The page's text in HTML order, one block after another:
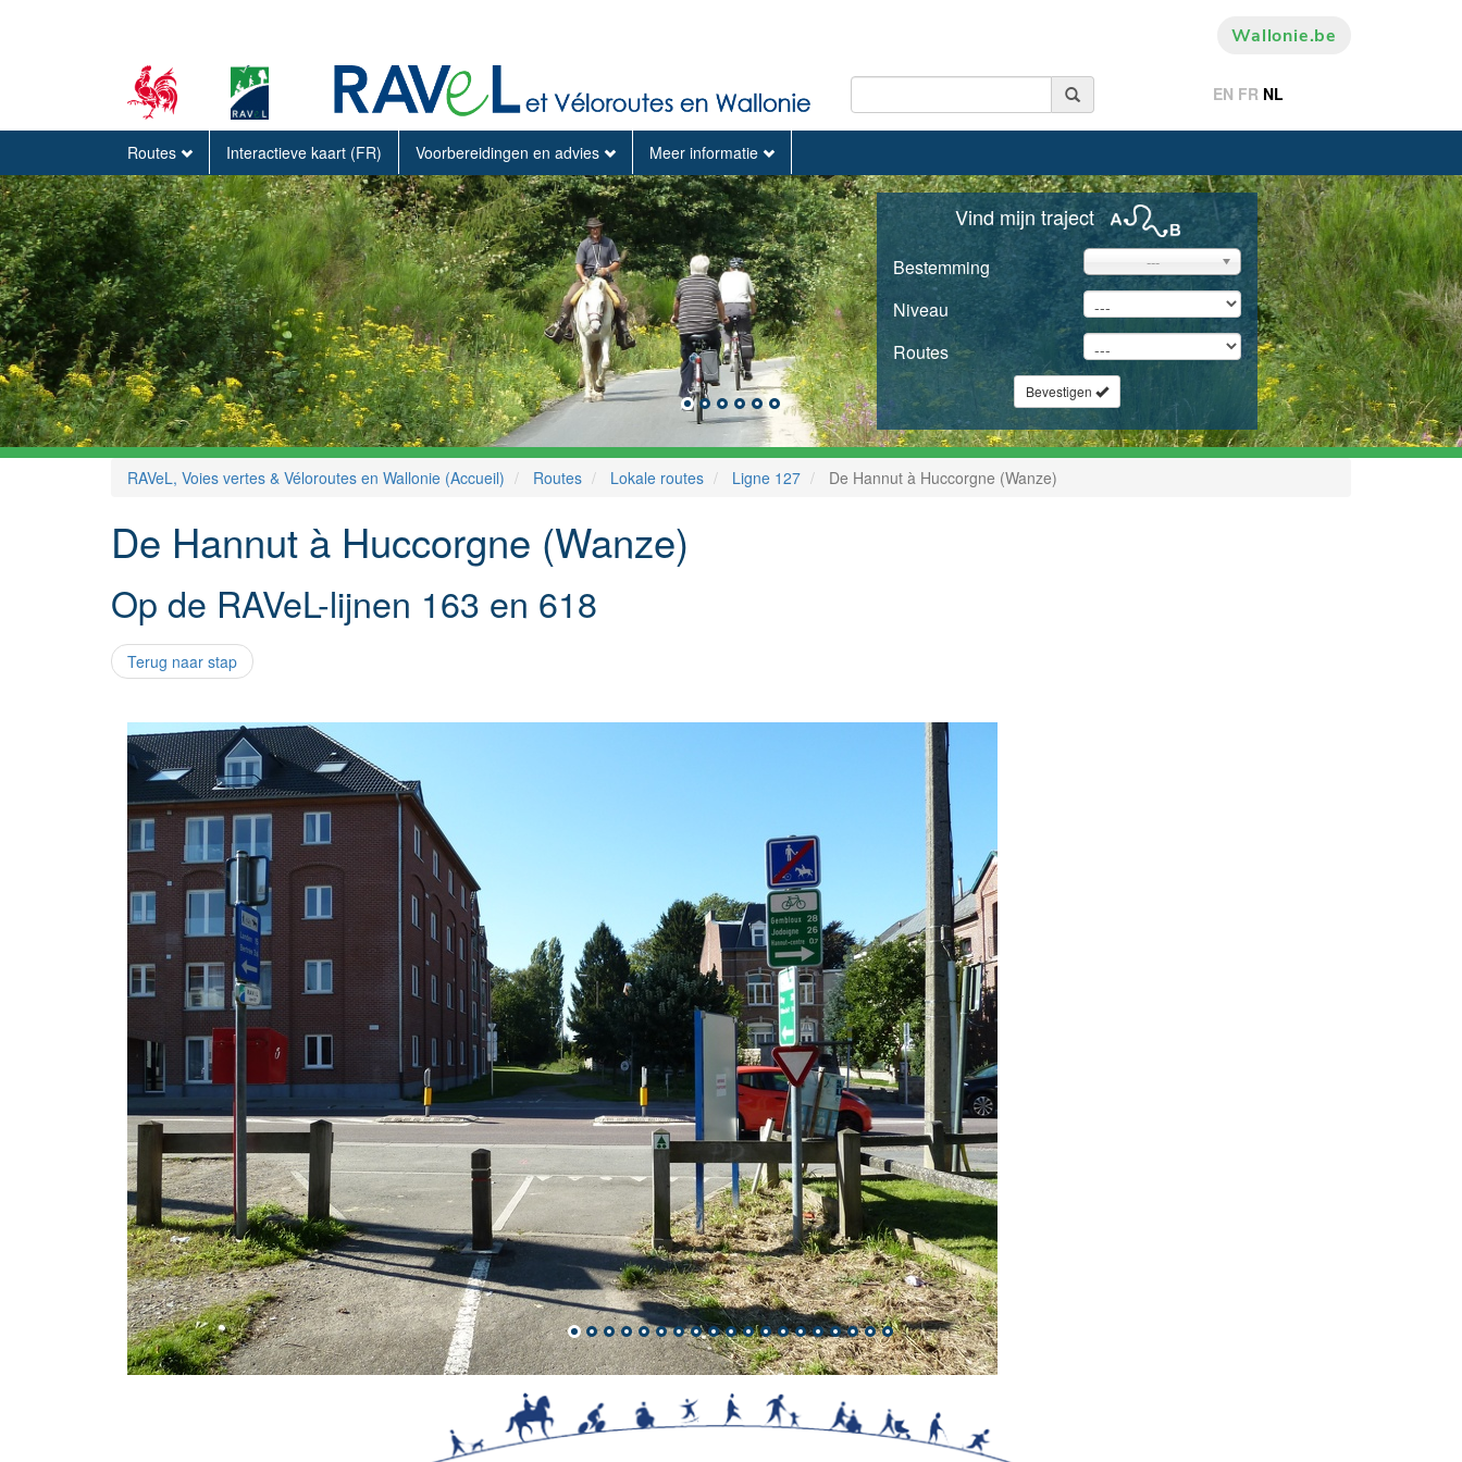
Wallonie.be
EN FR NL
Routes Interactieve kaart (FR) Voorbereidingen en advies Meer informatie
Vind mijn traject
Bestemming ---
Niveau
Routes
Bevestigen
RAVeL, Voies vertes & Véloroutes en Wallonie (Accueil) Routes Lokale routes Ligne 127 De Hannut à Huccorgne (Wanze)
De Hannut à Huccorgne (Wanze)
Op de RAVeL-lijnen 163 en 618
Terug naar stap